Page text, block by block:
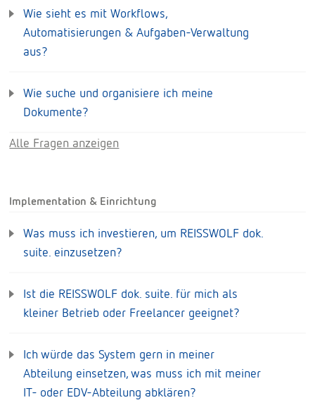
Wie sieht es mit Workflows,
Automatisierungen & Aufgaben-Verwaltung
aus?
Wie suche und organisiere ich meine
Dokumente?
Alle Fragen anzeigen
Implementation & Einrichtung
Was muss ich investieren, um REISSWOLF dok.
suite. einzusetzen?
Ist die REISSWOLF dok. suite. für mich als
kleiner Betrieb oder Freelancer geeignet?
Ich würde das System gern in meiner
Abteilung einsetzen, was muss ich mit meiner
IT- oder EDV-Abteilung abklären?